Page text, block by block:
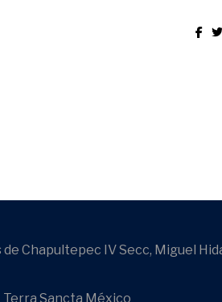
Chapultepec IV Secc, Miguel
Terra Sancta México